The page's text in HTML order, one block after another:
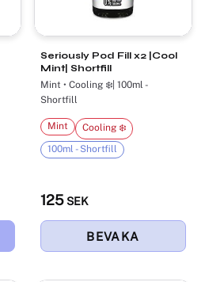
Seriously Pod Fill x2 |Cool
Mint| Shortfill
Mint • Cooling ❄️| 100ml -
Shortfill
125 SEK
Mint
Cooling ❄️
100ml - Shortfill